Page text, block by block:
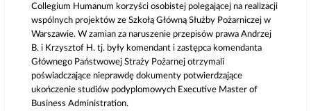
Collegium Humanum korzyści osobistej polegającej na realizacji
wspólnych projektów ze Szkołą Główną Służby Pożarniczej w
Warszawie. W zamian za naruszenie przepisów prawa Andrzej
B. i Krzysztof H. tj. były komendant i zastępca komendanta
Głównego Państwowej Straży Pożarnej otrzymali
poświadczające nieprawdę dokumenty potwierdzające
ukończenie studiów podyplomowych Executive Master of
Business Administration.